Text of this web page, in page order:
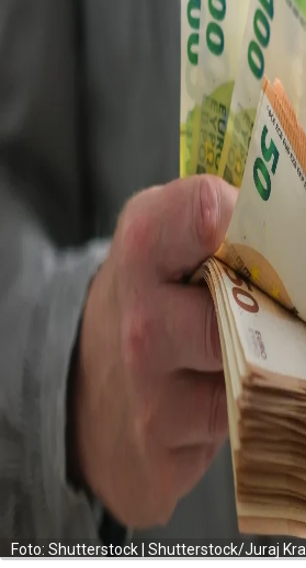
Foto: Shutterstock | Shutterstock/Juraj Kral